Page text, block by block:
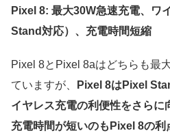
Pixel 8: 最大30W急速充電、ワ
Stand対応）、充電時間短縮
Pixel 8とPixel 8aはどちらも最
ていますが、
Pixel 8はPixel
イヤレス充電の利便性をさらに
充電時間が短いのもPixel 8の利